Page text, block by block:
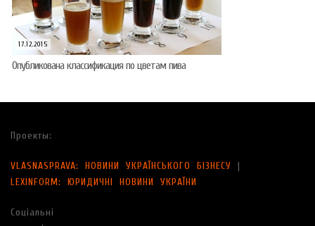
17.12.2015
Опубликована классификация по цветам пива
Проекты:
VLASNASPRAVA: НОВИНИ УКРАЇНСЬКОГО БІЗНЕСУ |
LEXINFORM: ЮРИДИЧНІ НОВИНИ УКРАЇНИ
Соціальні